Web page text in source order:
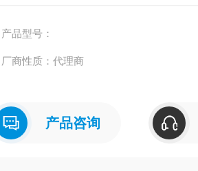
元件
产品型号：
厂商性质：代理商
产品咨询